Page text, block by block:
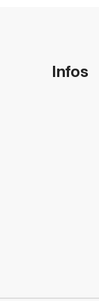
Infos